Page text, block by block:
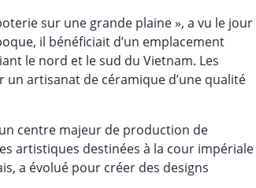
sur une grande plaine », a vu le jour
il bénéficiait d’un emplacement
le nord et le sud du Vietnam. Les
un artisanat de céramique d’une qualité
centre majeur de production de
artistiques destinées à la cour impériale
a évolué pour créer des designs